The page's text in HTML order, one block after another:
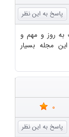
به روز و مهم و
مجله بسیار
0